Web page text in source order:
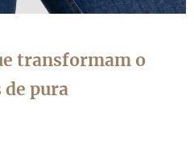
transformam o
de pura